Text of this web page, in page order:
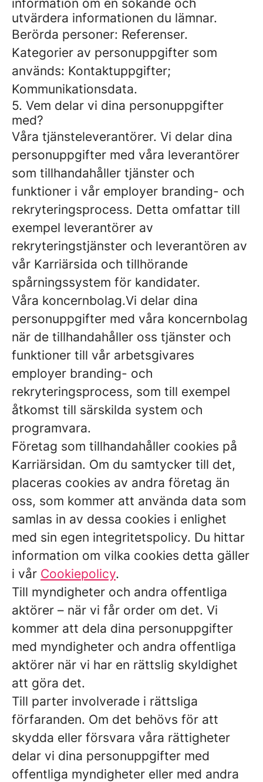
information om en sökande och
utvärdera informationen du lämnar.
Berörda personer: Referenser.
Kategorier av personuppgifter som
används: Kontaktuppgifter;
Kommunikationsdata.
5. Vem delar vi dina personuppgifter
med?
Våra tjänsteleverantörer. Vi delar dina
personuppgifter med våra leverantörer
som tillhandahåller tjänster och
funktioner i vår employer branding- och
rekryteringsprocess. Detta omfattar till
exempel leverantörer av
rekryteringstjänster och leverantören av
vår Karriärsida och tillhörande
spårningssystem för kandidater.
Våra koncernbolag.Vi delar dina
personuppgifter med våra koncernbolag
när de tillhandahåller oss tjänster och
funktioner till vår arbetsgivares
employer branding- och
rekryteringsprocess, som till exempel
åtkomst till särskilda system och
programvara.
Företag som tillhandahåller cookies på
Karriärsidan. Om du samtycker till det,
placeras cookies av andra företag än
oss, som kommer att använda data som
samlas in av dessa cookies i enlighet
med sin egen integritetspolicy. Du hittar
information om vilka cookies detta gäller
i vår Cookiepolicy.
Till myndigheter och andra offentliga
aktörer – när vi får order om det. Vi
kommer att dela dina personuppgifter
med myndigheter och andra offentliga
aktörer när vi har en rättslig skyldighet
att göra det.
Till parter involverade i rättsliga
förfaranden. Om det behövs för att
skydda eller försvara våra rättigheter
delar vi dina personuppgifter med
offentliga myndigheter eller med andra